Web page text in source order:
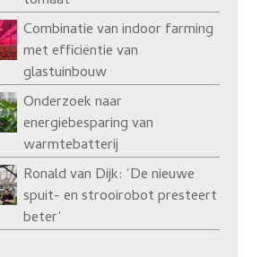
Combinatie van indoor farming
met efficiëntie van
glastuinbouw
Onderzoek naar
energiebesparing van
warmtebatterij
Ronald van Dijk: ‘De nieuwe
spuit- en strooirobot presteert
beter’